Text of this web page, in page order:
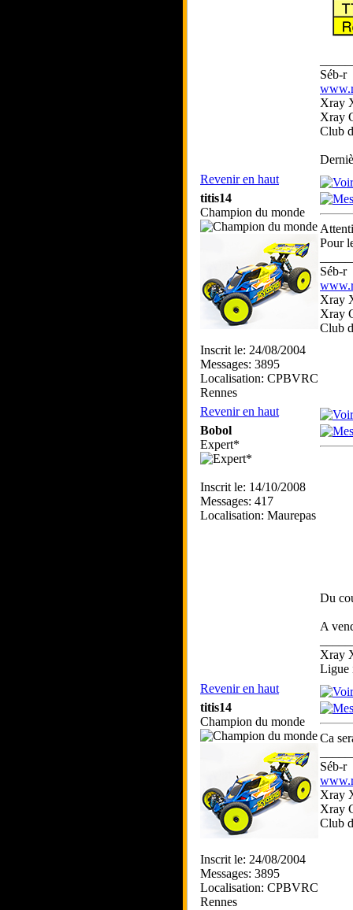
Séb-r
Xray
Xray
Club
Revenir en haut
titis14
Champion du monde
Inscrit le: 24/08/2004
Messages: 3895
Localisation: CPBVRC
Rennes
Pour
Séb-r
Xray
Xray
Club
Revenir en haut
Bobol
Expert*
Inscrit le: 14/10/2008
Messages: 417
Localisation: Maurepas
Du
A
Xray
Revenir en haut
titis14
Champion du monde
Inscrit le: 24/08/2004
Messages: 3895
Localisation: CPBVRC
Rennes
Ca
Séb-r
Xray
Xray
Club